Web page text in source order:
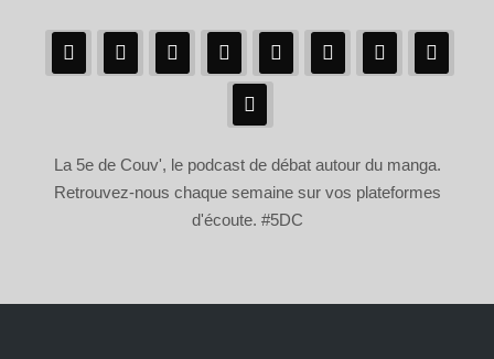
La 5e de Couv', le podcast de débat autour du manga.
Retrouvez-nous chaque semaine sur vos plateformes
d'écoute. #5DC